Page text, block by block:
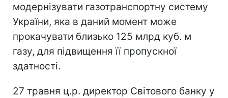
модернізувати газотранспортну систему
України, яка в даний момент може
прокачувати близько 125 млрд куб. м
газу, для підвищення її пропускної
здатності.
27 травня ц.р. директор Світового банку у